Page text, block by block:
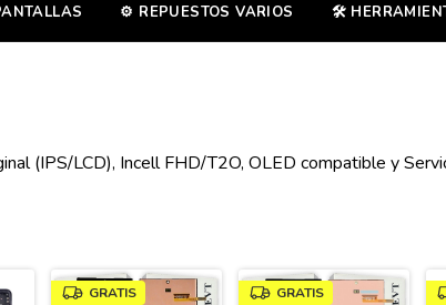
⚙️ REPUESTOS VARIOS 🛠️
(IPS/LCD), Incell FHD/T2O, OLED compatible y
GRATIS GRATIS